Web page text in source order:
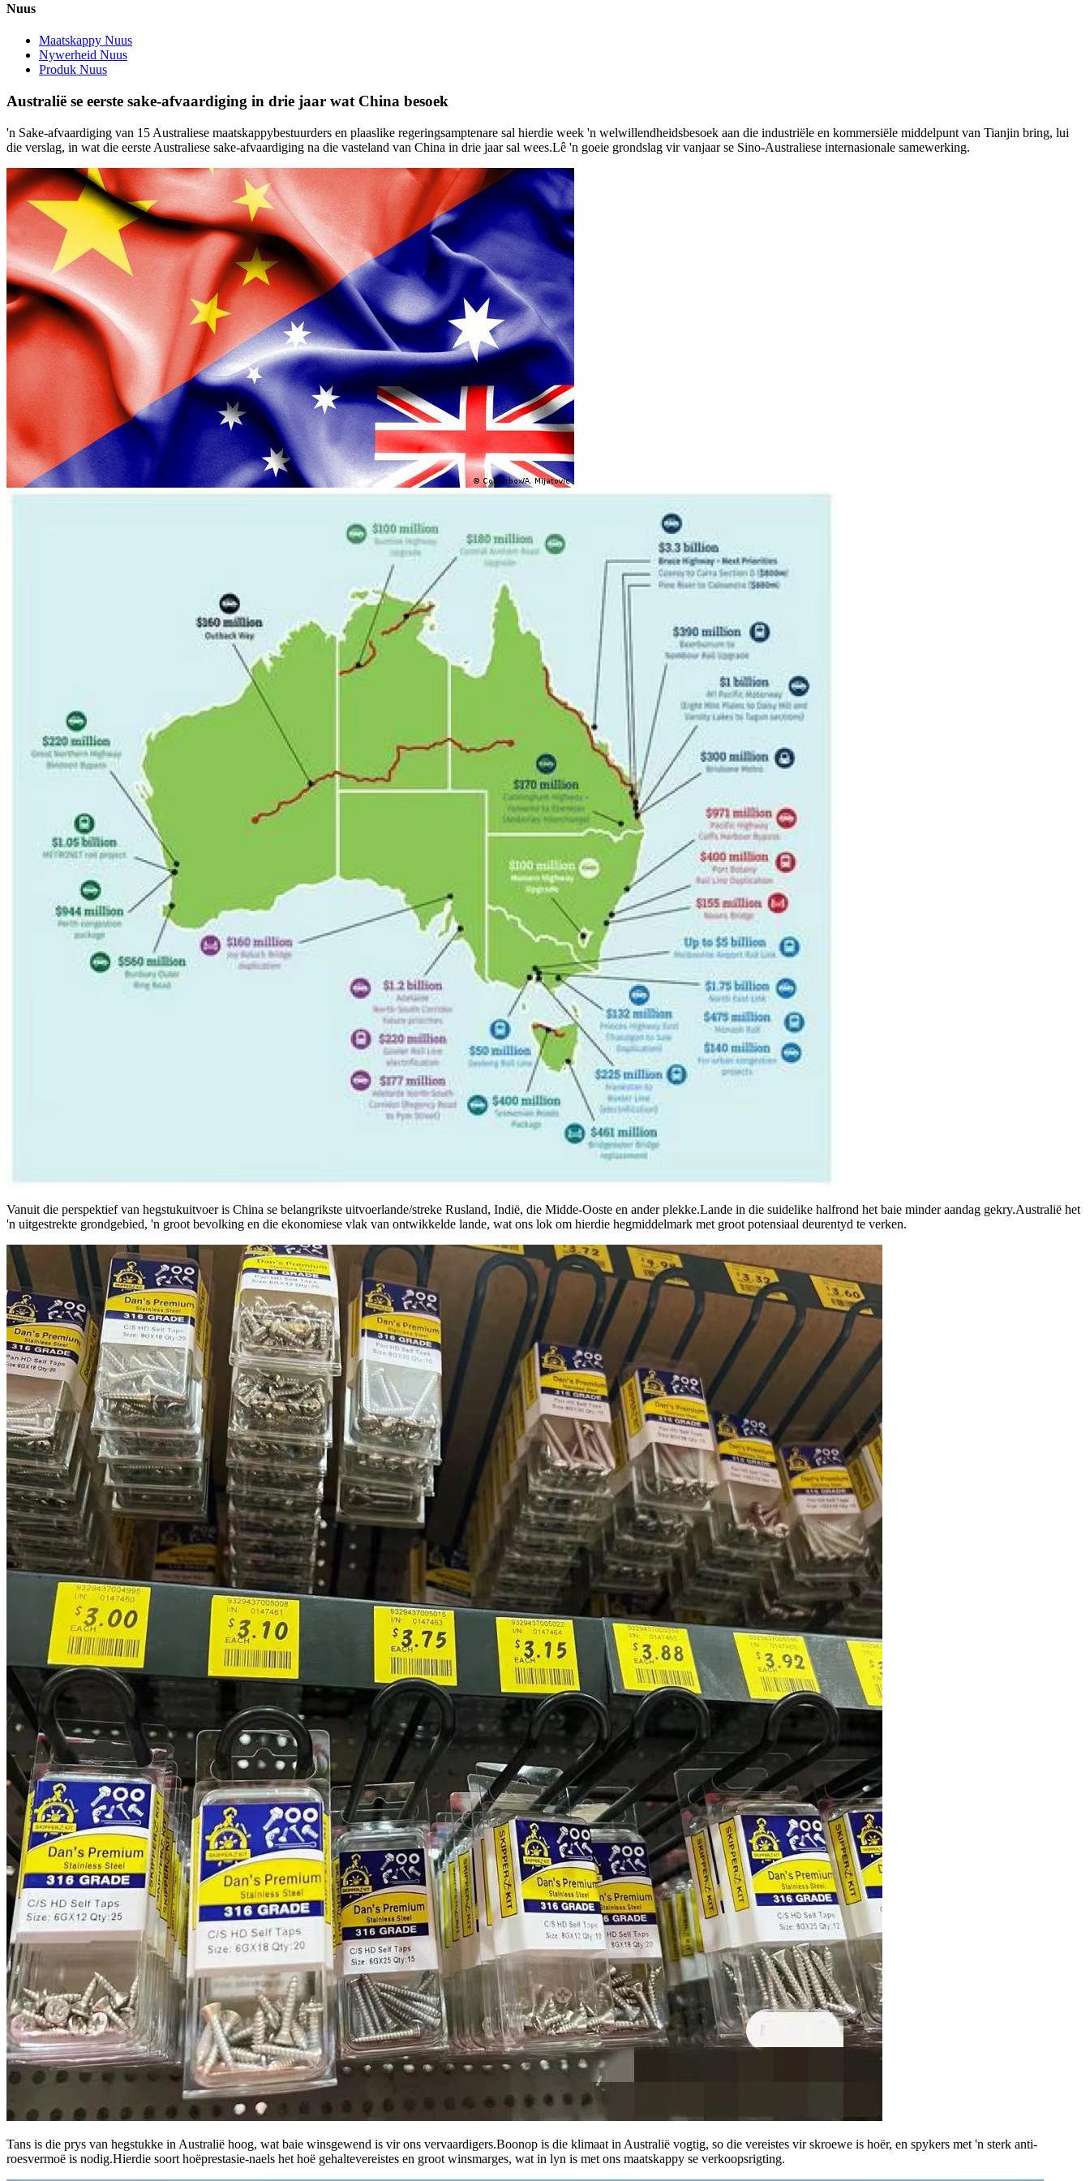
Nuus
Maatskappy Nuus
Nywerheid Nuus
Produk Nuus
Australië se eerste sake-afvaardiging in drie jaar wat China besoek
'n Sake-afvaardiging van 15 Australiese maatskappybestuurders en plaaslike regeringsamptenare sal hierdie week 'n welwillendheidsbesoek aan die industriële en kommersiële middelpunt van Tianjin bring, lui
die verslag, in wat die eerste Australiese sake-afvaardiging na die vasteland van China in drie jaar sal wees.Lê 'n goeie grondslag vir vanjaar se Sino-Australiese internasionale samewerking.
Vanuit die perspektief van hegstukuitvoer is China se belangrikste uitvoerlande/streke Rusland, Indië, die Midde-Ooste en ander plekke.Lande in die suidelike halfrond het baie minder aandag gekry.Australië het
'n uitgestrekte grondgebied, 'n groot bevolking en die ekonomiese vlak van ontwikkelde lande, wat ons lok om hierdie hegmiddelmark met groot potensiaal deurentyd te verken.
Tans is die prys van hegstukke in Australië hoog, wat baie winsgewend is vir ons vervaardigers.Boonop is die klimaat in Australië vogtig, so die vereistes vir skroewe is hoër, en spykers met 'n sterk anti-
roesvermoë is nodig.Hierdie soort hoëprestasie-naels het hoë gehaltevereistes en groot winsmarges, wat in lyn is met ons maatskappy se verkoopsrigting.